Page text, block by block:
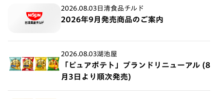
2026.08.03 日清食品チルド
2026年9月発売商品のご案内
2026.08.03湖池屋
「ピュアポテト」ブランドリニューアル (8
月3日より順次発売)